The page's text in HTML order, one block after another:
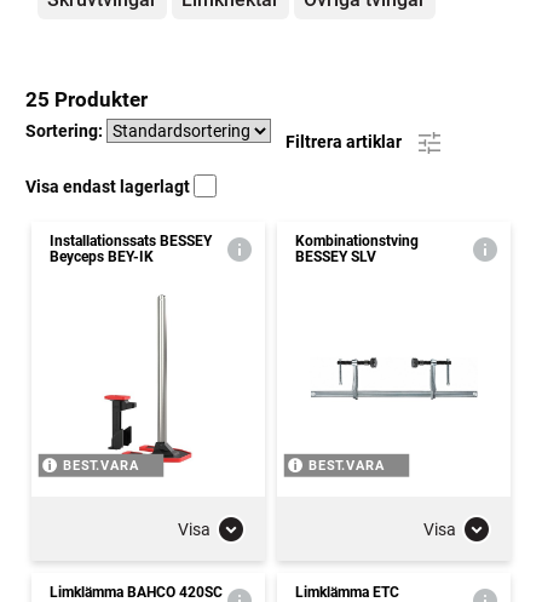
25 Produkter
Sortering:
Filtrera artiklar
Visa endast lagerlagt
Installationssats BESSEY
Beyceps BEY-IK
BEST.VARA
Visa
Kombinationstving
BESSEY SLV
BEST.VARA
Visa
Limklämma BAHCO 420SC Limklämma ETC